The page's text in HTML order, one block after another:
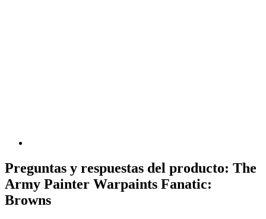
Preguntas y respuestas del producto: The
Army Painter Warpaints Fanatic:
Browns